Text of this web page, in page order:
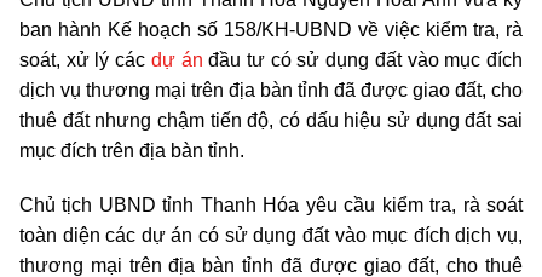
ban hành Kế hoạch số 158/KH-UBND về việc kiểm tra, rà
soát, xử lý các dự án đầu tư có sử dụng đất vào mục đích
dịch vụ thương mại trên địa bàn tỉnh đã được giao đất, cho
thuê đất nhưng chậm tiến độ, có dấu hiệu sử dụng đất sai
mục đích trên địa bàn tỉnh.
Chủ tịch UBND tỉnh Thanh Hóa yêu cầu kiểm tra, rà soát
toàn diện các dự án có sử dụng đất vào mục đích dịch vụ,
thương mại trên địa bàn tỉnh đã được giao đất, cho thuê